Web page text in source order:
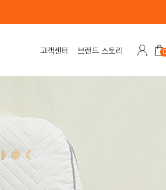
고객센터 브랜드 스토리